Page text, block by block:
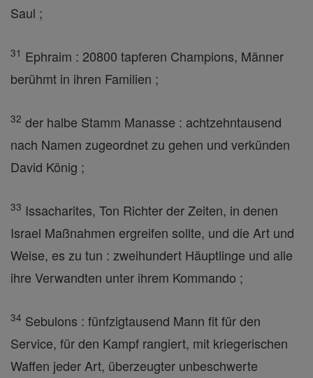
Saul ;
31 Ephraim : 20800 tapferen Champions, Männer
berühmt in ihren Familien ;
32 der halbe Stamm Manasse : achtzehntausend
nach Namen zugeordnet zu gehen und verkünden
David König ;
33 Issacharites, Ton Richter der Zeiten, in denen
Israel Maßnahmen ergreifen sollte, und die Art und
Weise, es zu tun : zweihundert Häuptlinge und alle
ihre Verwandten unter ihrem Kommando ;
34 Sebulons : fünfzigtausend Mann fit für den
Service, für den Kampf rangiert, mit kriegerischen
Waffen jeder Art, überzeugter unbeschwerte